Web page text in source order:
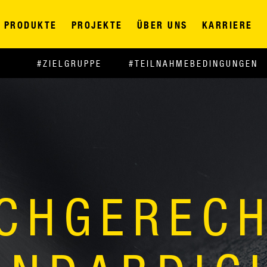
PRODUKTE PROJEKTE ÜBER UNS KARRIERE
#ZIELGRUPPE #TEILNAHMEBEDINGUNGEN